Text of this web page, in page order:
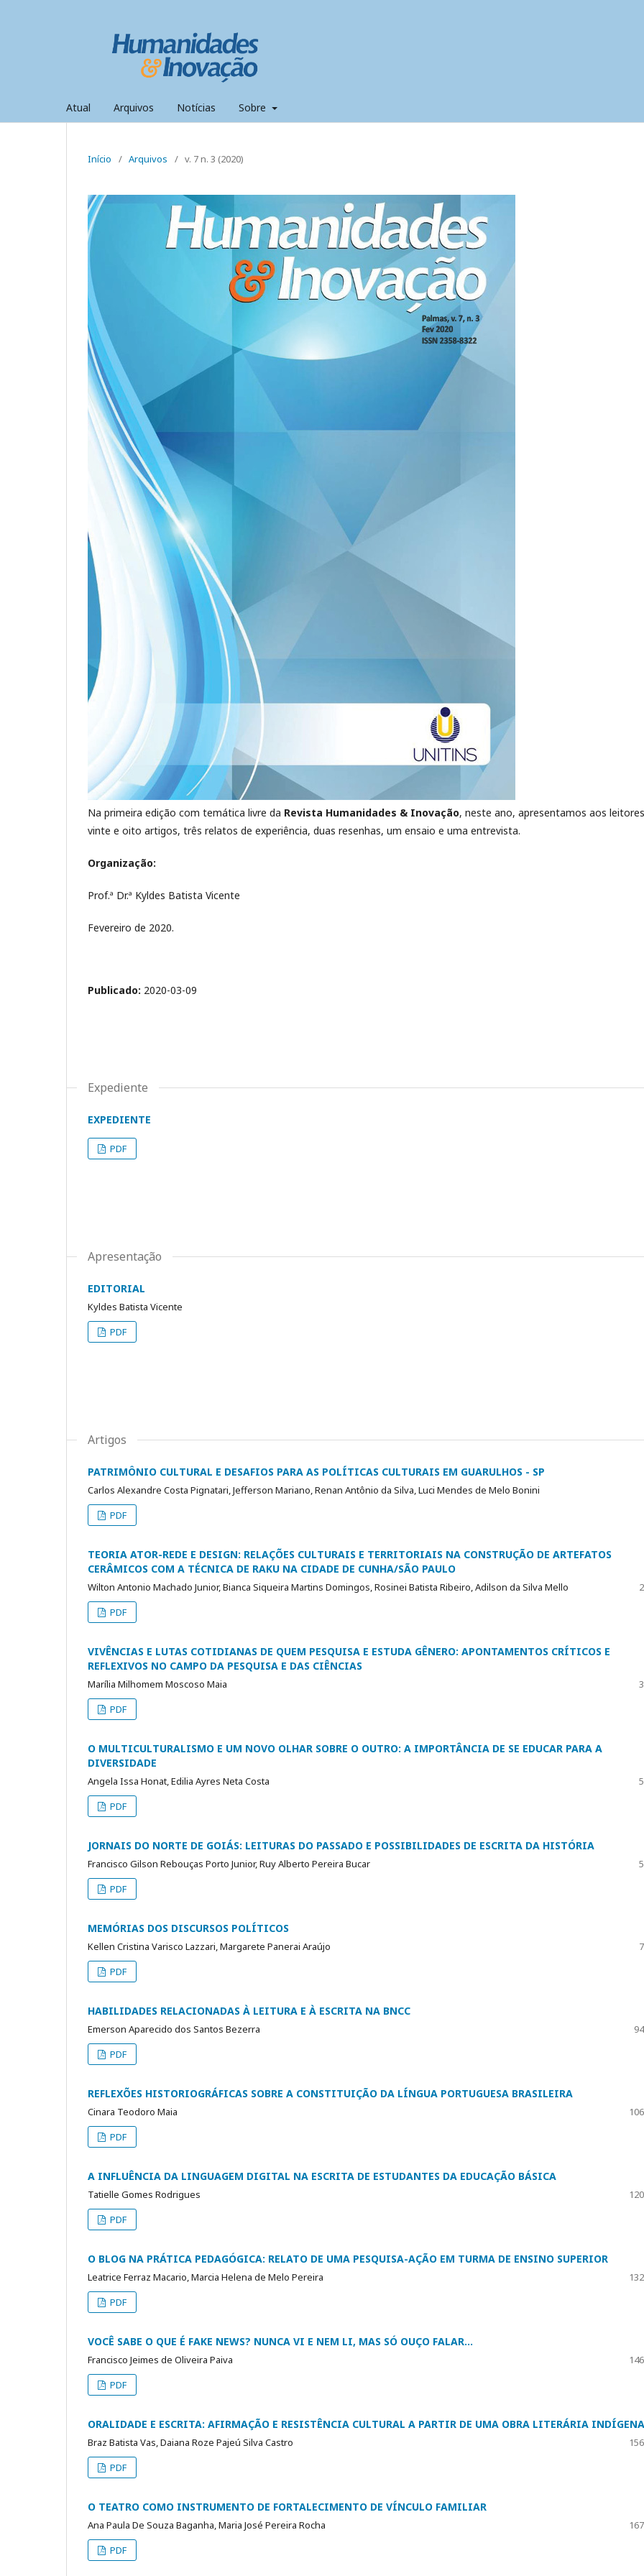
Atual Arquivos Notícias Sobre
Início / Arquivos / v. 7 n. 3 (2020)
Na primeira edição com temática livre da Revista Humanidades & Inovação, neste ano, apresentamos aos leitores
vinte e oito artigos, três relatos de experiência, duas resenhas, um ensaio e uma entrevista.
Organização:
Prof.ª Dr.ª Kyldes Batista Vicente
Fevereiro de 2020.
Publicado: 2020-03-09
Expediente
EXPEDIENTE
PDF
Apresentação
EDITORIAL
Kyldes Batista Vicente
PDF
Artigos
PATRIMÔNIO CULTURAL E DESAFIOS PARA AS POLÍTICAS CULTURAIS EM GUARULHOS - SP
Carlos Alexandre Costa Pignatari, Jefferson Mariano, Renan Antônio da Silva, Luci Mendes de Melo Bonini
PDF
TEORIA ATOR-REDE E DESIGN: RELAÇÕES CULTURAIS E TERRITORIAIS NA CONSTRUÇÃO DE ARTEFATOS
CERÂMICOS COM A TÉCNICA DE RAKU NA CIDADE DE CUNHA/SÃO PAULO
Wilton Antonio Machado Junior, Bianca Siqueira Martins Domingos, Rosinei Batista Ribeiro, Adilson da Silva Mello
PDF
VIVÊNCIAS E LUTAS COTIDIANAS DE QUEM PESQUISA E ESTUDA GÊNERO: APONTAMENTOS CRÍTICOS E
REFLEXIVOS NO CAMPO DA PESQUISA E DAS CIÊNCIAS
Marília Milhomem Moscoso Maia
PDF
O MULTICULTURALISMO E UM NOVO OLHAR SOBRE O OUTRO: A IMPORTÂNCIA DE SE EDUCAR PARA A
DIVERSIDADE
Angela Issa Honat, Edilia Ayres Neta Costa
PDF
JORNAIS DO NORTE DE GOIÁS: LEITURAS DO PASSADO E POSSIBILIDADES DE ESCRITA DA HISTÓRIA
Francisco Gilson Rebouças Porto Junior, Ruy Alberto Pereira Bucar
PDF
MEMÓRIAS DOS DISCURSOS POLÍTICOS
Kellen Cristina Varisco Lazzari, Margarete Panerai Araújo
PDF
HABILIDADES RELACIONADAS À LEITURA E À ESCRITA NA BNCC
Emerson Aparecido dos Santos Bezerra
PDF
REFLEXÕES HISTORIOGRÁFICAS SOBRE A CONSTITUIÇÃO DA LÍNGUA PORTUGUESA BRASILEIRA
Cinara Teodoro Maia
PDF
A INFLUÊNCIA DA LINGUAGEM DIGITAL NA ESCRITA DE ESTUDANTES DA EDUCAÇÃO BÁSICA
Tatielle Gomes Rodrigues
PDF
O BLOG NA PRÁTICA PEDAGÓGICA: RELATO DE UMA PESQUISA-AÇÃO EM TURMA DE ENSINO SUPERIOR
Leatrice Ferraz Macario, Marcia Helena de Melo Pereira
PDF
VOCÊ SABE O QUE É FAKE NEWS? NUNCA VI E NEM LI, MAS SÓ OUÇO FALAR...
Francisco Jeimes de Oliveira Paiva
PDF
ORALIDADE E ESCRITA: AFIRMAÇÃO E RESISTÊNCIA CULTURAL A PARTIR DE UMA OBRA LITERÁRIA INDÍGENA
Braz Batista Vas, Daiana Roze Pajeú Silva Castro
PDF
O TEATRO COMO INSTRUMENTO DE FORTALECIMENTO DE VÍNCULO FAMILIAR
Ana Paula De Souza Baganha, Maria José Pereira Rocha
PDF